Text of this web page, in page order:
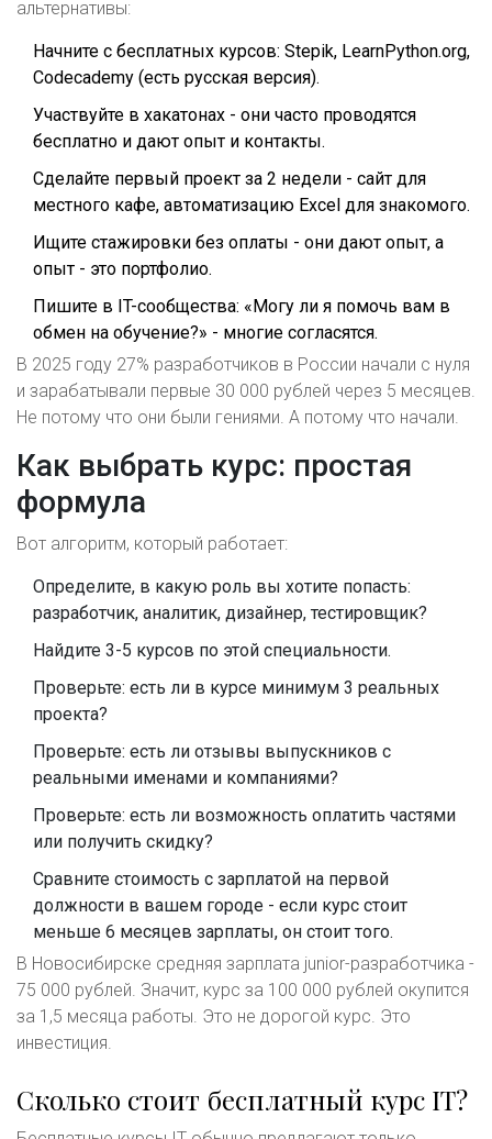
альтернативы:
Начните с бесплатных курсов: Stepik, LearnPython.org,
Codecademy (есть русская версия).
Участвуйте в хакатонах - они часто проводятся
бесплатно и дают опыт и контакты.
Сделайте первый проект за 2 недели - сайт для
местного кафе, автоматизацию Excel для знакомого.
Ищите стажировки без оплаты - они дают опыт, а
опыт - это портфолио.
Пишите в IT-сообщества: «Могу ли я помочь вам в
обмен на обучение?» - многие согласятся.
В 2025 году 27% разработчиков в России начали с нуля
и зарабатывали первые 30 000 рублей через 5 месяцев.
Не потому что они были гениями. А потому что начали.
Как выбрать курс: простая
формула
Вот алгоритм, который работает:
Определите, в какую роль вы хотите попасть:
разработчик, аналитик, дизайнер, тестировщик?
Найдите 3-5 курсов по этой специальности.
Проверьте: есть ли в курсе минимум 3 реальных
проекта?
Проверьте: есть ли отзывы выпускников с
реальными именами и компаниями?
Проверьте: есть ли возможность оплатить частями
или получить скидку?
Сравните стоимость с зарплатой на первой
должности в вашем городе - если курс стоит
меньше 6 месяцев зарплаты, он стоит того.
В Новосибирске средняя зарплата junior-разработчика -
75 000 рублей. Значит, курс за 100 000 рублей окупится
за 1,5 месяца работы. Это не дорогой курс. Это
инвестиция.
Сколько стоит бесплатный курс IT?